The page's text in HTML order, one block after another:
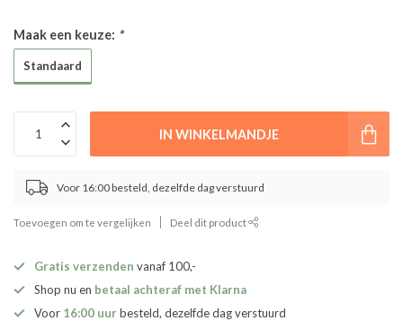
Maak een keuze: *
Standaard
IN WINKELMANDJE
Voor 16:00 besteld, dezelfde dag verstuurd
Toevoegen om te vergelijken Deel dit product
Gratis verzenden vanaf 100,-
Shop nu en betaal achteraf met Klarna
Voor 16:00 uurbesteld, dezelfde dag verstuurd